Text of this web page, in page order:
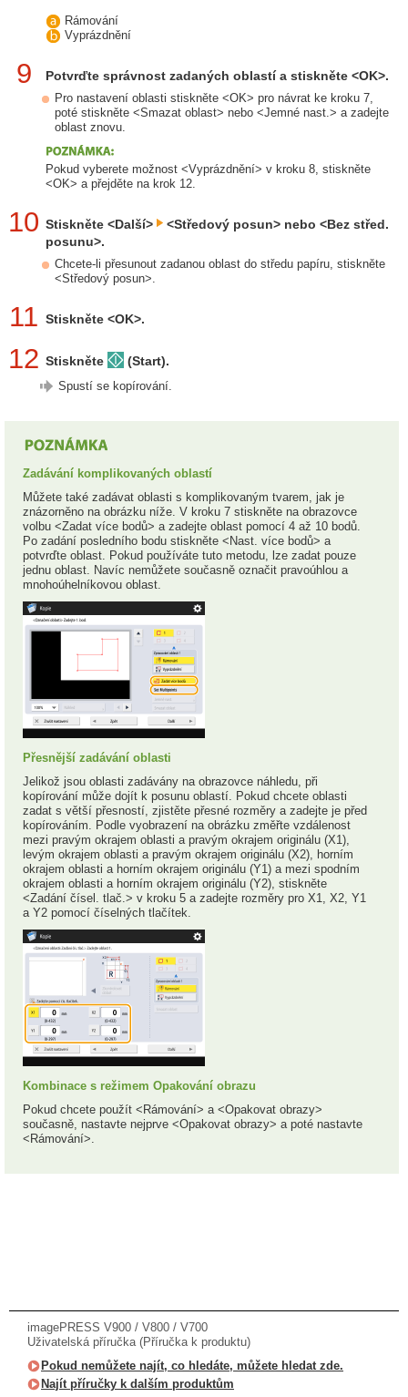
Rámování
Vyprázdnění
9 Potvrďte správnost zadaných oblastí a stiskněte <OK>.
Pro nastavení oblasti stiskněte <OK> pro návrat ke kroku 7,
poté stiskněte <Smazat oblast> nebo <Jemné nast.> a zadejte
oblast znovu.
Pokud vyberete možnost <Vyprázdnění> v kroku 8, stiskněte
<OK> a přejděte na krok 12.
10 Stiskněte <Další>
<Středový posun> nebo <Bez střed.
posunu>.
Chcete-li přesunout zadanou oblast do středu papíru, stiskněte
<Středový posun>.
11 Stiskněte <OK>.
12 Stiskněte (Start).
Spustí se kopírování.
Zadávání komplikovaných oblastí
Můžete také zadávat oblasti s komplikovaným tvarem, jak je
znázorněno na obrázku níže. V kroku 7 stiskněte na obrazovce
volbu <Zadat více bodů> a zadejte oblast pomocí 4 až 10 bodů.
Po zadání posledního bodu stiskněte <Nast. více bodů> a
potvrďte oblast. Pokud používáte tuto metodu, lze zadat pouze
jednu oblast. Navíc nemůžete současně označit pravoúhlou a
mnohoúhelníkovou oblast.
Přesnější zadávání oblasti
Jelikož jsou oblasti zadávány na obrazovce náhledu, při
kopírování může dojít k posunu oblastí. Pokud chcete oblasti
zadat s větší přesností, zjistěte přesné rozměry a zadejte je před
kopírováním. Podle vyobrazení na obrázku změřte vzdálenost
mezi pravým okrajem oblasti a pravým okrajem originálu (X1),
levým okrajem oblasti a pravým okrajem originálu (X2), horním
okrajem oblasti a horním okrajem originálu (Y1) a mezi spodním
okrajem oblasti a horním okrajem originálu (Y2), stiskněte
<Zadání čísel. tlač.> v kroku 5 a zadejte rozměry pro X1, X2, Y1
a Y2 pomocí číselných tlačítek.
Kombinace s režimem Opakování obrazu
Pokud chcete použít <Rámování> a <Opakovat obrazy>
současně, nastavte nejprve <Opakovat obrazy> a poté nastavte
<Rámování>.
imagePRESS V900 / V800 / V700
Uživatelská příručka (Příručka k produktu)
Pokud nemůžete najít, co hledáte, můžete hledat zde.
Najít příručky k dalším produktům